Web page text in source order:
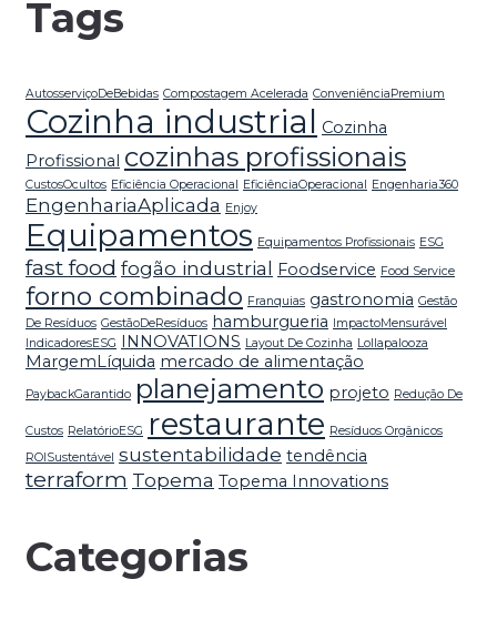
Tags
AutosserviçoDeBebidas Compostagem Acelerada ConveniênciaPremium
Cozinha industrial Cozinha
Profissional cozinhas profissionais
CustosOcultos Eficiência Operacional EficiênciaOperacional Engenharia360
EngenhariaAplicada Enjoy
Equipamentos Equipamentos Profissionais ESG
fast food fogão industrial Foodservice Food Service
forno combinado Franquias gastronomia Gestão
De Resíduos GestãoDeResíduos hamburgueria
ImpactoMensurável
IndicadoresESG
INNOVATIONS Layout De Cozinha Lollapalooza
MargemLíquida mercado de alimentação
PaybackGarantido planejamento projeto Redução De
Custos RelatórioESG restaurante Resíduos Orgânicos
ROISustentável sustentabilidade tendência
terraform Topema Topema Innovations
Categorias